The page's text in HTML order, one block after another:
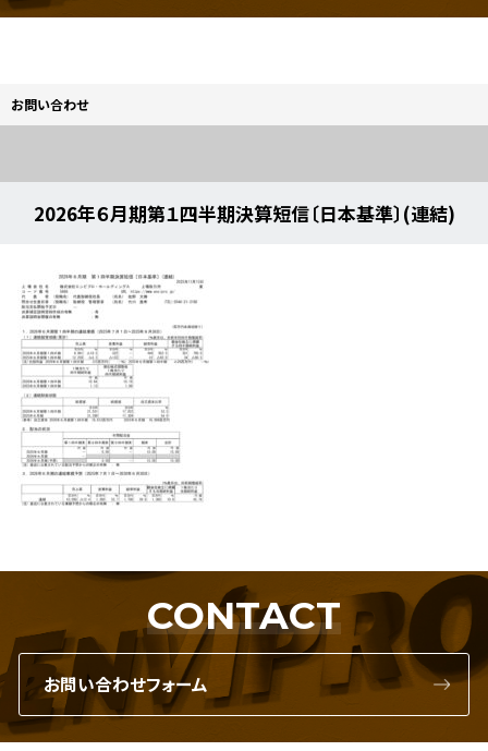
お問い合わせ
2026年６月期第１四半期決算短信〔日本基準〕(連結)
CONTACT
お問い合わせフォーム